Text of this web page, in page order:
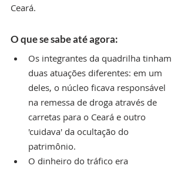
Ceará.
O que se sabe até agora:
Os integrantes da quadrilha tinham
duas atuações diferentes: em um
deles, o núcleo ficava responsável
na remessa de droga através de
carretas para o Ceará e outro
'cuidava' da ocultação do
patrimônio.
O dinheiro do tráfico era